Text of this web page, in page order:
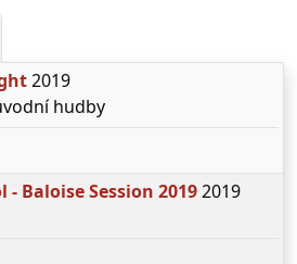
2019
hudby
- Baloise Session 20192019